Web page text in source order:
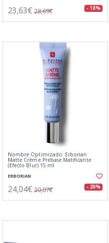
23,63€ 28,69€ - 18%
Nombre Optimizado: Erborian
Matte Crème Prebase Matificante
(Efecto Blur) 15 ml
ERBORIAN
24,04€ 30,07€ - 20%